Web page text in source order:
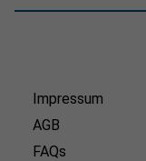
Impressum
AGB
FAQs